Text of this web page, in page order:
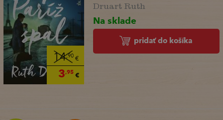
14,90€
3,95€
Druart Ruth
Na sklade
pridať do košíka